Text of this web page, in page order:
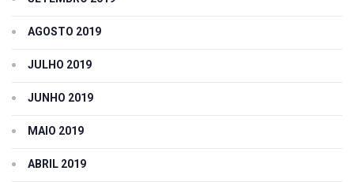
AGOSTO 2019
JULHO 2019
JUNHO 2019
MAIO 2019
ABRIL 2019